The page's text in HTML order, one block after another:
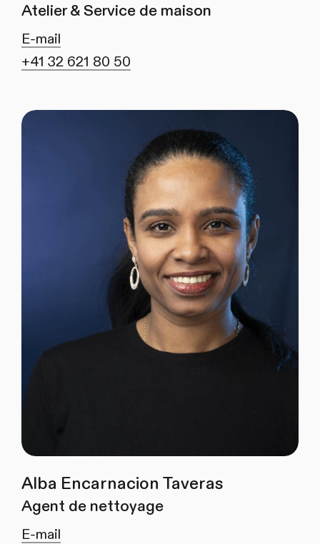
Atelier & Service de maison
E-mail
+41 32 621 80 50
Alba Encarnacion Taveras
Agent de nettoyage
E-mail